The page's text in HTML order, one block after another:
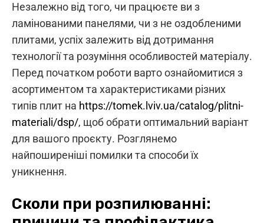
Незалежно від того, чи працюєте ви з
ламінованими панелями, чи з не оздобленими
плитами, успіх залежить від дотримання
технології та розуміння особливостей матеріалу.
Перед початком роботи варто ознайомитися з
асортиментом та характеристиками різних
типів плит на https://tomek.lviv.ua/catalog/plitni-
materiali/dsp/, щоб обрати оптимальний варіант
для вашого проєкту. Розглянемо
найпоширеніші помилки та способи їх
уникнення.
Сколи при розпилюванні: